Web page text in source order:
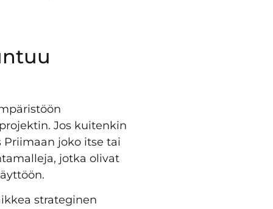
Jos kuitenkin
Priimaan joko itse tai
jotka olivat
strateginen